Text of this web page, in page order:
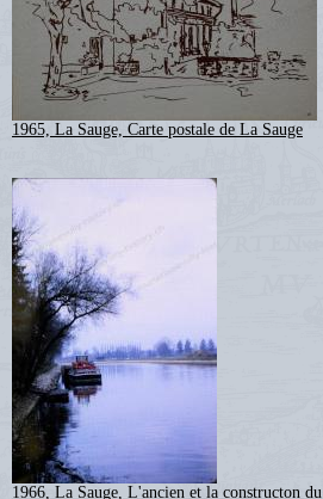
1965, La Sauge, Carte postale de La Sauge
1966, La Sauge, L'ancien et la constructon du